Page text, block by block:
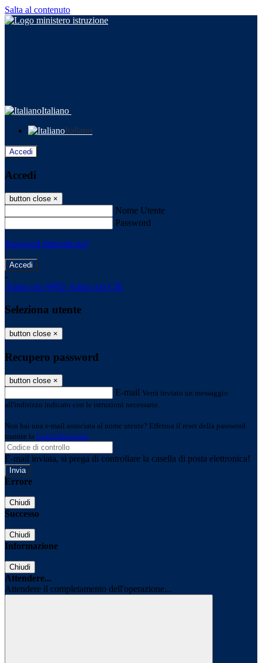
Salta al contenuto
Italiano
Italiano
Accedi
Accedi
button close ×
Nome Utente
Password
Password dimenticata?
-
Entra con SPID Entra con CIE
Seleziona utente
button close ×
Recupero password
button close ×
E-mail Verrà inviato un messaggio
all'indirizzo indicato con le istruzioni necessarie.
Non hai una e-mail associata al nome utente? Effettua il reset della password
tramite la Login Spaggiari
E-mail inviata, si prega di controllare la casella di posta elettronica!
Errore
Chiudi
Successo
Chiudi
Informazione
Chiudi
Attendere...
Attendere il completamento dell'operazione...